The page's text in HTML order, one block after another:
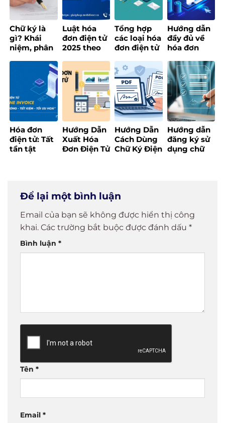
Chữ ký là
gì? Khái
niệm, phân
chữ ký phổ
Luật hóa
đơn điện tử
2025 theo
chi tiết
Tổng hợp
các loại hóa
đơn điện tử
quy định
mới nhất
Hướng dẫn
đầy đủ về
hóa đơn
tạo từ máy
tính tiền
[Update
2025]
Hóa đơn
điện tử: Tất
tần tật
khai
Hướng Dẫn
Xuất Hóa
Đơn Điện Tử
Hiệu Quả
Hướng Dẫn
Cách Dùng
Chữ Ký Điện
Hướng dẫn
đăng ký sử
dụng chữ
Để lại một bình luận
Email của bạn sẽ không được hiển thị công
khai. Các trường bắt buộc được đánh dấu *
Bình luận *
Tên *
Email *